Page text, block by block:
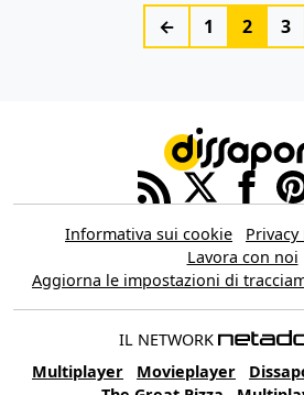
← 1 2 3
Informativa sui cookie Privacy
Lavora con noi
Aggiorna le impostazioni di
IL NETWORK
Multiplayer
Movieplayer